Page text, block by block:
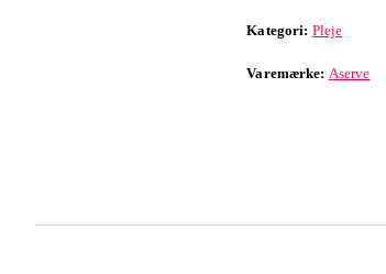
Kategori: Pleje
Varemærke: Aserve